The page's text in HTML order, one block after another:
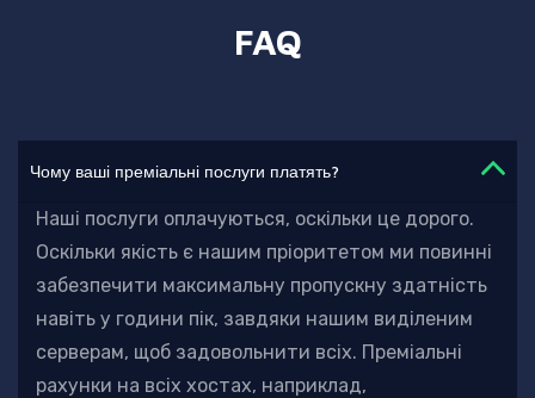
FAQ
Чому ваші преміальні послуги платять?
Наші послуги оплачуються, оскільки це дорого.
Оскільки якість є нашим пріоритетом ми повинні
забезпечити максимальну пропускну здатність
навіть у години пік, завдяки нашим виділеним
серверам, щоб задовольнити всіх. Преміальні
рахунки на всіх хостах, наприклад,